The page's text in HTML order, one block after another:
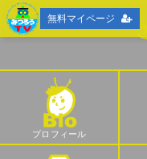
プロフィール
無料マイページ